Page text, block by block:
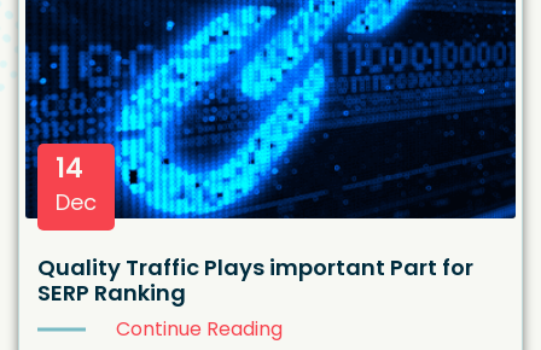
14
Dec
Quality Traffic Plays important Part for
SERP Ranking
Continue Reading